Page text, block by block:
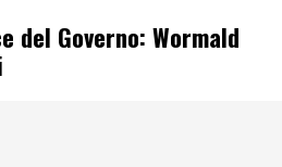
del Governo: Wormald